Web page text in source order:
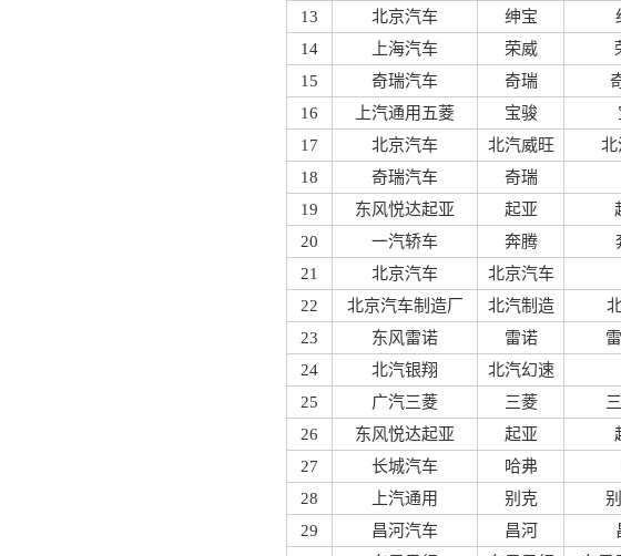
13
北京汽车 绅宝
14
上海汽车 荣威
15
奇瑞汽车 奇瑞
16
上汽通用五菱 宝骏
17
北京汽车 北汽威旺 北
18
奇瑞汽车 奇瑞
19
东风悦达起亚 起亚
20
一汽轿车 奔腾
21
北京汽车 北京汽车
22
北京汽车制造厂 北汽制造
23
东风雷诺 雷诺
24
北汽银翔 北汽幻速
25
广汽三菱 三菱
26
东风悦达起亚 起亚
27
长城汽车 哈弗
28
上汽通用 别克
29
昌河汽车 昌河